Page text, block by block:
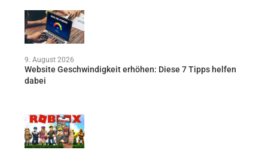
9. August 2026
Website Geschwindigkeit erhöhen: Diese 7 Tipps helfen
dabei